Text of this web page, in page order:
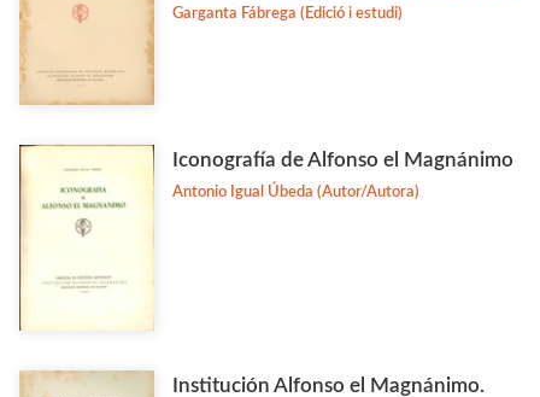
Garganta Fábrega (Edició i estudi)
Iconografía de Alfonso el Magnánimo
Antonio Igual Úbeda (Autor/Autora)
Institución Alfonso el Magnánimo.